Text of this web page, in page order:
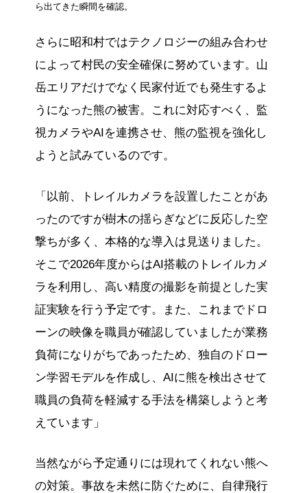
ら出てきた瞬間を確認。
さらに昭和村ではテクノロジーの組み合わせ
によって村民の安全確保に努めています。山
岳エリアだけでなく民家付近でも発生するよ
うになった熊の被害。これに対応すべく、監
視カメラやAIを連携させ、熊の監視を強化し
ようと試みているのです。
「以前、トレイルカメラを設置したことがあ
ったのですが樹木の揺らぎなどに反応した空
撃ちが多く、本格的な導入は見送りました。
そこで2026年度からはAI搭載のトレイルカメ
ラを利用し、高い精度の撮影を前提とした実
証実験を行う予定です。また、これまでドロ
ーンの映像を職員が確認していましたが業務
負荷になりがちであったため、独自のドロー
ン学習モデルを作成し、AIに熊を検出させて
職員の負荷を軽減する手法を構築しようと考
えています」
当然ながら予定通りには現れてくれない熊へ
の対策。事故を未然に防ぐために、自律飛行